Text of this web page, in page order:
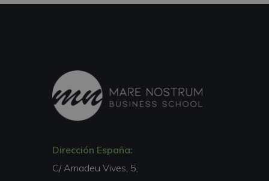
Dirección España:
C/ Amadeu Vives, 5,